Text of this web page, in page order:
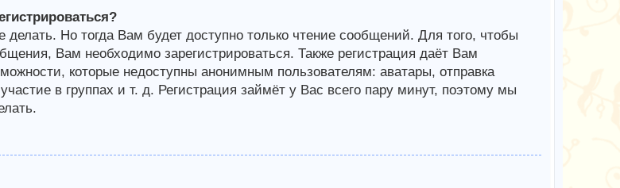
делать. Но тогда Вам будет доступно только чтение сообщений. Для того, чтобы
Вам необходимо зарегистрироваться. Также регистрация даёт Вам
которые недоступны анонимным пользователям: аватары, отправка
в группах и т. д. Регистрация займёт у Вас всего пару минут, поэтому мы